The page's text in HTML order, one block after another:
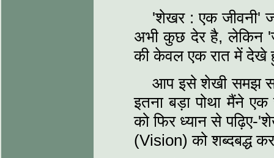
'शेखर : एक जीवनी'
अभी कुछ देर है, लेकिन
की केवल एक रात में देखे
आप इसे शेखी समझ
इतना बड़ा पोथा मैंने
को फिर ध्यान से
(Vision) को शब्दबद्ध